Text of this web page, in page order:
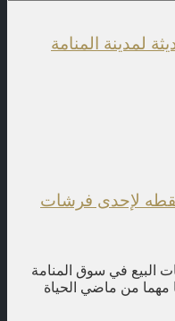
لمدينة المنامة
لإحدى فرشات
البيع في سوق المنامة
مهما من ماضي الحياة